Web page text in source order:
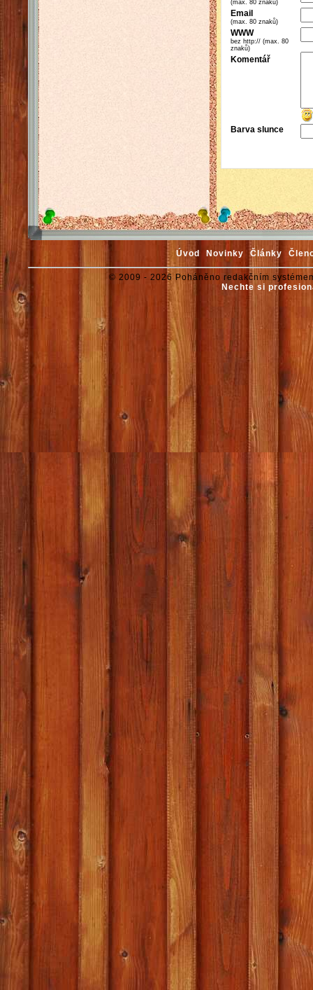
(max. 80 znaků)
Email
(max. 80 znaků)
WWW
bez http:// (max. 80
znaků)
Komentář
Barva slunce
Úvod Novinky Články
© 2009 - 2026 Poháněno redakčním
Nechte si